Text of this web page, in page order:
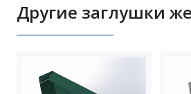
Другие заглушки